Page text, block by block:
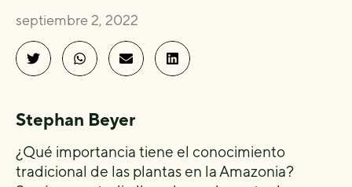
septiembre 2, 2022
Stephan Beyer
¿Qué importancia tiene el conocimiento
tradicional de las plantas en la Amazonia?